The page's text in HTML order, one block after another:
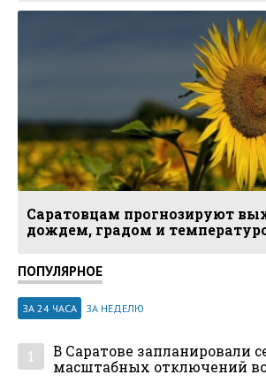
Саратовцам прогнозируют
дождем, градом и
ПОПУЛЯРНОЕ
ЗА 24 ЧАСА ЗА НЕДЕЛЮ
1
В Саратове запланировали
масштабных отключений